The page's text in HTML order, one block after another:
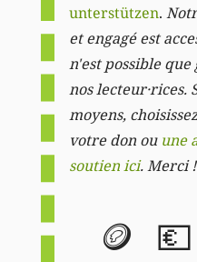
unterstützen.
et engagé est
n'est possible que
nos lecteur·rices.
moyens,
votre don ou une
soutien ici. Merci
🪙 💶